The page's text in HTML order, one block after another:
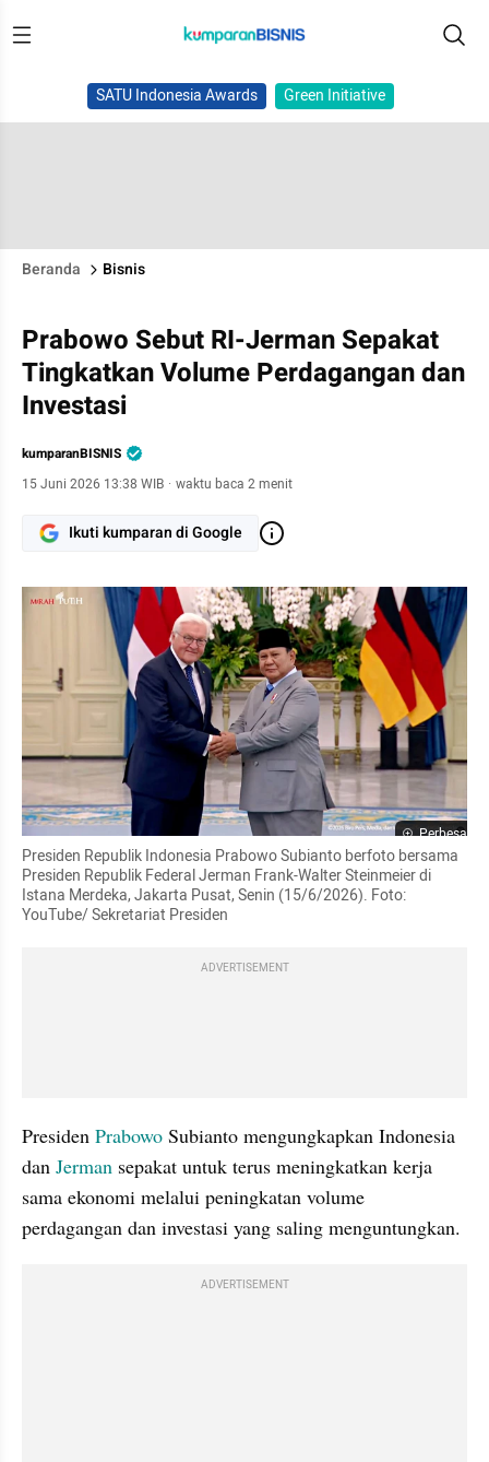
SATU Indonesia Awards Green Initiative
Beranda Bisnis
Prabowo Sebut RI-Jerman Sepakat
Tingkatkan Volume Perdagangan dan
Investasi
kumparanBISNIS
15 Juni 2026 13:38 WIB · waktu baca 2 menit
Ikuti kumparan di Google
Perbesar
Presiden Republik Indonesia Prabowo Subianto berfoto bersama
Presiden Republik Federal Jerman Frank-Walter Steinmeier di
Istana Merdeka, Jakarta Pusat, Senin (15/6/2026). Foto:
YouTube/ Sekretariat Presiden
ADVERTISEMENT
Presiden Prabowo Subianto mengungkapkan Indonesia
dan Jerman sepakat untuk terus meningkatkan kerja
sama ekonomi melalui peningkatan volume
perdagangan dan investasi yang saling menguntungkan.
ADVERTISEMENT